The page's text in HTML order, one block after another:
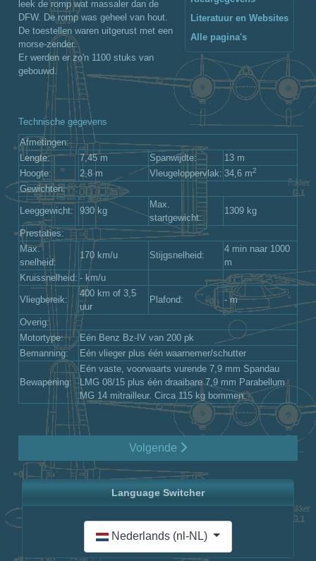
Literatuur en Websites
Alle pagina's
leek de romp wat massaler dan de
DFW. De romp was geheel van hout.
De toestellen waren uitgerust met een
morse-zender.
Er werden er zo'n 1100 stuks van
gebouwd.
Technische gegevens
Afmetingen:
Lengte:
7,45 m Spanwijdte:
13 m
Hoogte:
2,8 m Vleugeloppervlak: 34,6 m2
Gewichten:
Leeggewicht: 930 kg
Max.
startgewicht:
1309 kg
Prestaties:
Max.
snelheid:
170 km/u Stijgsnelheid:
4 min naar 1000
m
Kruissnelheid: - km/u
Vliegbereik:
400 km of 3,5
uur
Plafond: - m
Overig:
Motortype:
Eén Benz Bz-IV van 200 pk
Bemanning:
Eén vlieger plus één waarnemer/schutter
Bewapening:
Eén vaste, voorwaarts vurende 7,9 mm Spandau
LMG 08/15 plus één draaibare 7,9 mm Parabellum
MG 14 mitrailleur. Circa 115 kg bommen.
Volgende
Language Switcher
Selecteer de taal
Nederlands (nl-NL)